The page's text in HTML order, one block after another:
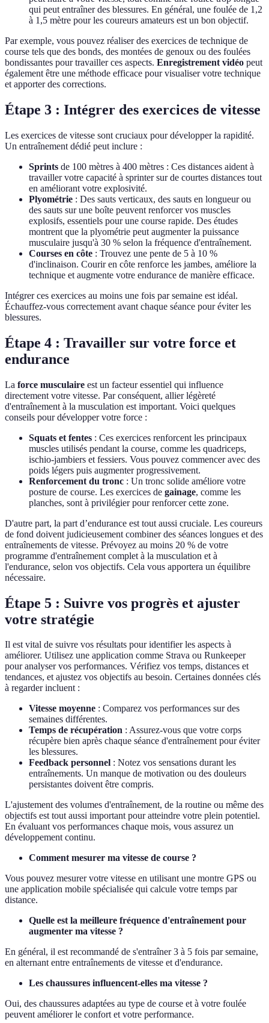
qui peut entraîner des blessures. En général, une foulée de 1,2
à 1,5 mètre pour les coureurs amateurs est un bon objectif.
Par exemple, vous pouvez réaliser des exercices de technique de
course tels que des bonds, des montées de genoux ou des foulées
bondissantes pour travailler ces aspects. Enregistrement vidéo peut
également être une méthode efficace pour visualiser votre technique
et apporter des corrections.
Étape 3 : Intégrer des exercices de vitesse
Les exercices de vitesse sont cruciaux pour développer la rapidité.
Un entraînement dédié peut inclure :
Sprints de 100 mètres à 400 mètres : Ces distances aident à
travailler votre capacité à sprinter sur de courtes distances tout
en améliorant votre explosivité.
Plyométrie : Des sauts verticaux, des sauts en longueur ou
des sauts sur une boîte peuvent renforcer vos muscles
explosifs, essentiels pour une course rapide. Des études
montrent que la plyométrie peut augmenter la puissance
musculaire jusqu'à 30 % selon la fréquence d'entraînement.
Courses en côte : Trouvez une pente de 5 à 10 %
d'inclinaison. Courir en côte renforce les jambes, améliore la
technique et augmente votre endurance de manière efficace.
Intégrer ces exercices au moins une fois par semaine est idéal.
Échauffez-vous correctement avant chaque séance pour éviter les
blessures.
Étape 4 : Travailler sur votre force et
endurance
La force musculaire est un facteur essentiel qui influence
directement votre vitesse. Par conséquent, allier légèreté
d'entraînement à la musculation est important. Voici quelques
conseils pour développer votre force :
Squats et fentes : Ces exercices renforcent les principaux
muscles utilisés pendant la course, comme les quadriceps,
ischio-jambiers et fessiers. Vous pouvez commencer avec des
poids légers puis augmenter progressivement.
Renforcement du tronc : Un tronc solide améliore votre
posture de course. Les exercices de gainage, comme les
planches, sont à privilégier pour renforcer cette zone.
D'autre part, la part d’endurance est tout aussi cruciale. Les coureurs
de fond doivent judicieusement combiner des séances longues et des
entraînements de vitesse. Prévoyez au moins 20 % de votre
programme d'entraînement complet à la musculation et à
l'endurance, selon vos objectifs. Cela vous apportera un équilibre
nécessaire.
Étape 5 : Suivre vos progrès et ajuster
votre stratégie
Il est vital de suivre vos résultats pour identifier les aspects à
améliorer. Utilisez une application comme Strava ou Runkeeper
pour analyser vos performances. Vérifiez vos temps, distances et
tendances, et ajustez vos objectifs au besoin. Certaines données clés
à regarder incluent :
Vitesse moyenne : Comparez vos performances sur des
semaines différentes.
Temps de récupération : Assurez-vous que votre corps
récupère bien après chaque séance d'entraînement pour éviter
les blessures.
Feedback personnel : Notez vos sensations durant les
entraînements. Un manque de motivation ou des douleurs
persistantes doivent être compris.
L'ajustement des volumes d'entraînement, de la routine ou même des
objectifs est tout aussi important pour atteindre votre plein potentiel.
En évaluant vos performances chaque mois, vous assurez un
développement continu.
Comment mesurer ma vitesse de course ?
Vous pouvez mesurer votre vitesse en utilisant une montre GPS ou
une application mobile spécialisée qui calcule votre temps par
distance.
Quelle est la meilleure fréquence d'entraînement pour
augmenter ma vitesse ?
En général, il est recommandé de s'entraîner 3 à 5 fois par semaine,
en alternant entre entraînements de vitesse et d'endurance.
Les chaussures influencent-elles ma vitesse ?
Oui, des chaussures adaptées au type de course et à votre foulée
peuvent améliorer le confort et votre performance.